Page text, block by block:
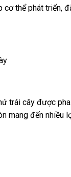
cơ thể phát triển,
trái cây được
mang đến nhiều